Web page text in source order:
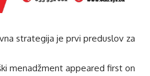
strategija je prvi preduslov za
menadžment appeared first on